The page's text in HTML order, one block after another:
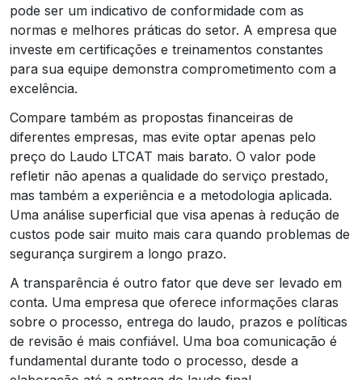
pode ser um indicativo de conformidade com as
normas e melhores práticas do setor. A empresa que
investe em certificações e treinamentos constantes
para sua equipe demonstra comprometimento com a
excelência.
Compare também as propostas financeiras de
diferentes empresas, mas evite optar apenas pelo
preço do Laudo LTCAT mais barato. O valor pode
refletir não apenas a qualidade do serviço prestado,
mas também a experiência e a metodologia aplicada.
Uma análise superficial que visa apenas à redução de
custos pode sair muito mais cara quando problemas de
segurança surgirem a longo prazo.
A transparência é outro fator que deve ser levado em
conta. Uma empresa que oferece informações claras
sobre o processo, entrega do laudo, prazos e políticas
de revisão é mais confiável. Uma boa comunicação é
fundamental durante todo o processo, desde a